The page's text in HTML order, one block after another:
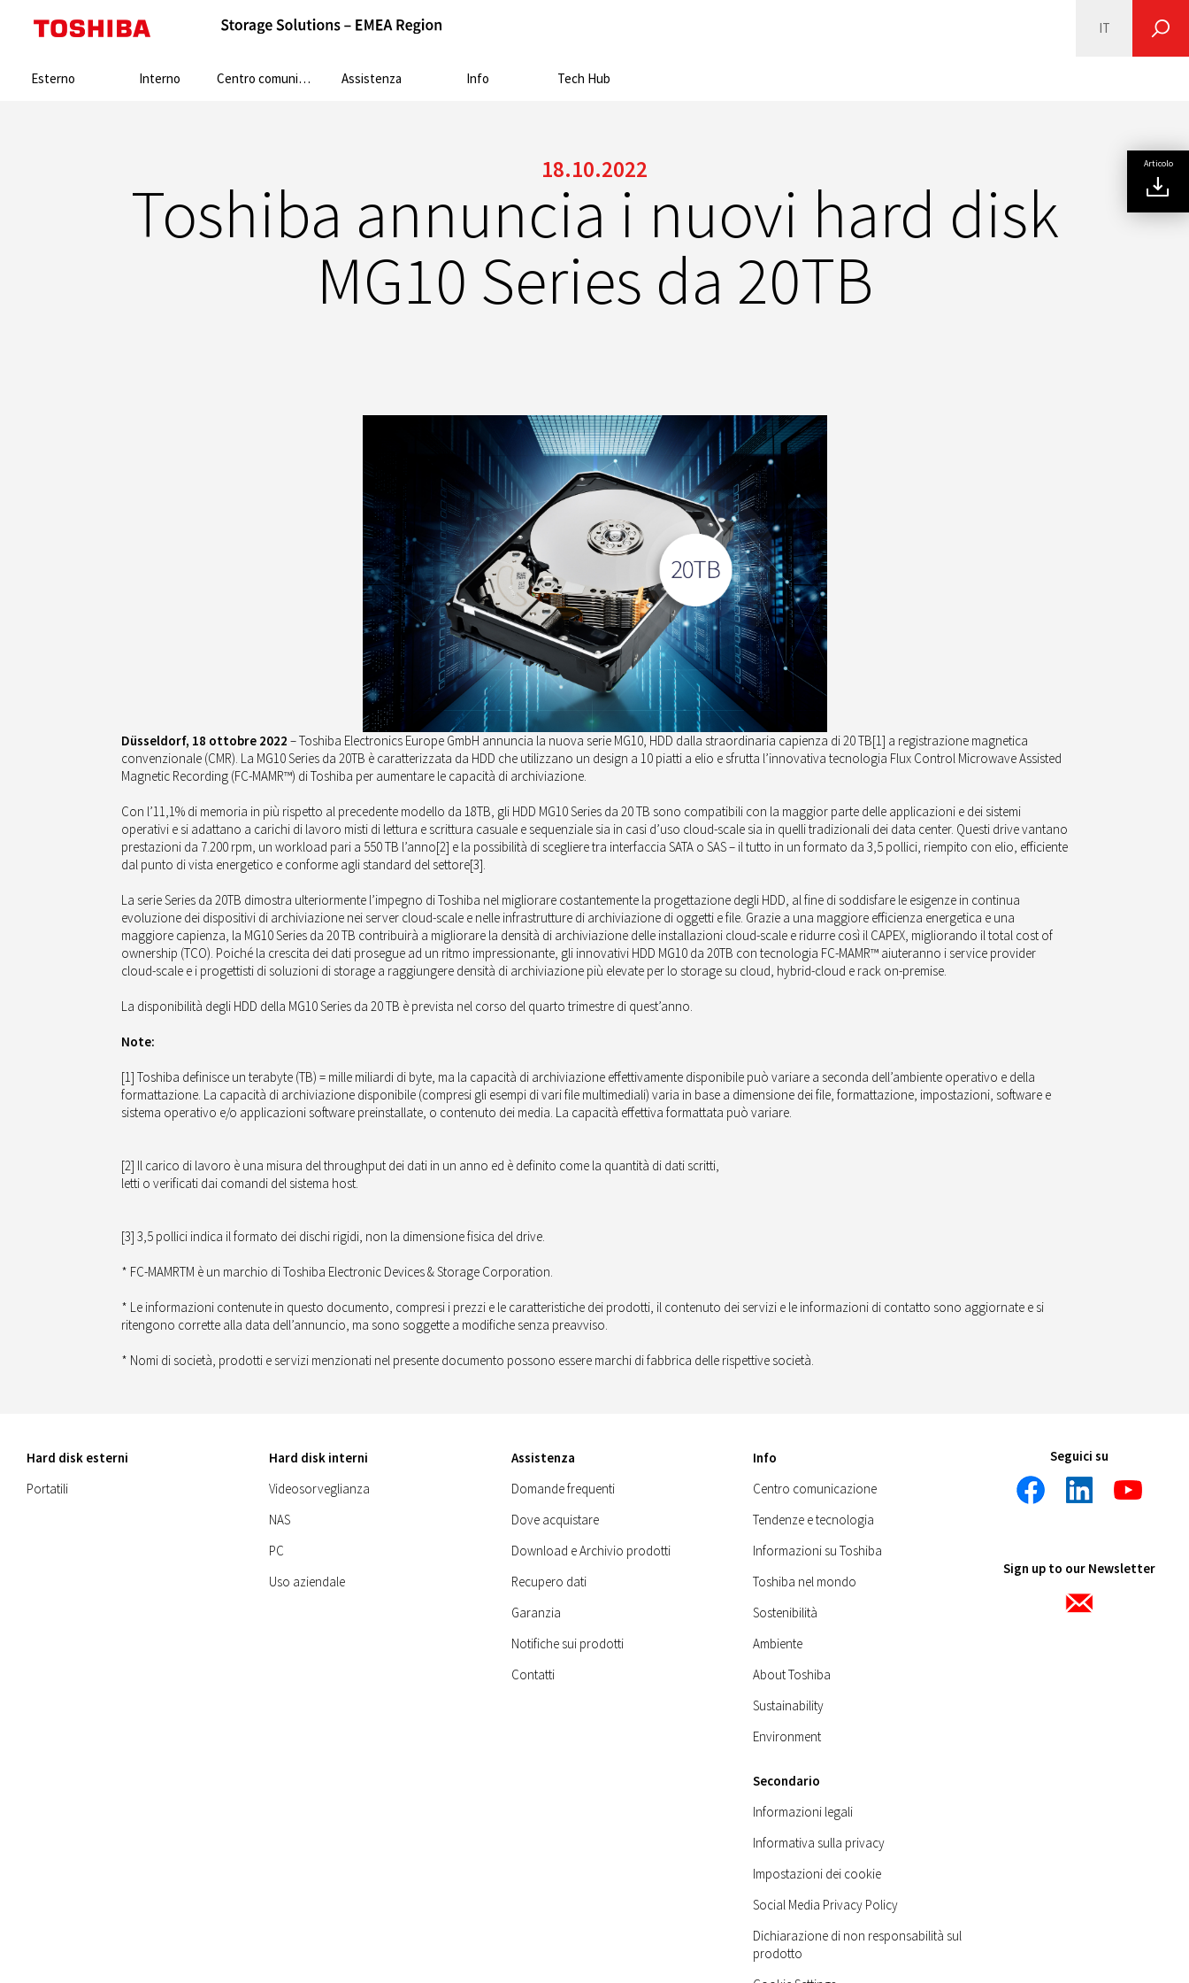
Esterno Interno Centro comunicazione Assistenza Info Tech Hub
IT
Search:
18.10.2022
Toshiba annuncia i nuovi hard disk
MG10 Series da 20TB
Articolo
Düsseldorf, 18 ottobre 2022 – Toshiba Electronics Europe GmbH annuncia la nuova serie MG10, HDD dalla straordinaria capienza di 20 TB[1] a registrazione magnetica
convenzionale (CMR). La MG10 Series da 20TB è caratterizzata da HDD che utilizzano un design a 10 piatti a elio e sfrutta l’innovativa tecnologia Flux Control Microwave Assisted
Magnetic Recording (FC-MAMR™) di Toshiba per aumentare le capacità di archiviazione.
Con l’11,1% di memoria in più rispetto al precedente modello da 18TB, gli HDD MG10 Series da 20 TB sono compatibili con la maggior parte delle applicazioni e dei sistemi
operativi e si adattano a carichi di lavoro misti di lettura e scrittura casuale e sequenziale sia in casi d’uso cloud-scale sia in quelli tradizionali dei data center. Questi drive vantano
prestazioni da 7.200 rpm, un workload pari a 550 TB l’anno[2] e la possibilità di scegliere tra interfaccia SATA o SAS – il tutto in un formato da 3,5 pollici, riempito con elio, efficiente
dal punto di vista energetico e conforme agli standard del settore[3].
La serie Series da 20TB dimostra ulteriormente l’impegno di Toshiba nel migliorare costantemente la progettazione degli HDD, al fine di soddisfare le esigenze in continua
evoluzione dei dispositivi di archiviazione nei server cloud-scale e nelle infrastrutture di archiviazione di oggetti e file. Grazie a una maggiore efficienza energetica e una
maggiore capienza, la MG10 Series da 20 TB contribuirà a migliorare la densità di archiviazione delle installazioni cloud-scale e ridurre così il CAPEX, migliorando il total cost of
ownership (TCO). Poiché la crescita dei dati prosegue ad un ritmo impressionante, gli innovativi HDD MG10 da 20TB con tecnologia FC-MAMR™ aiuteranno i service provider
cloud-scale e i progettisti di soluzioni di storage a raggiungere densità di archiviazione più elevate per lo storage su cloud, hybrid-cloud e rack on-premise.
La disponibilità degli HDD della MG10 Series da 20 TB è prevista nel corso del quarto trimestre di quest’anno.
Note:
[1] Toshiba definisce un terabyte (TB) = mille miliardi di byte, ma la capacità di archiviazione effettivamente disponibile può variare a seconda dell’ambiente operativo e della
formattazione. La capacità di archiviazione disponibile (compresi gli esempi di vari file multimediali) varia in base a dimensione dei file, formattazione, impostazioni, software e
sistema operativo e/o applicazioni software preinstallate, o contenuto dei media. La capacità effettiva formattata può variare.
[2] Il carico di lavoro è una misura del throughput dei dati in un anno ed è definito come la quantità di dati scritti,
letti o verificati dai comandi del sistema host.
[3] 3,5 pollici indica il formato dei dischi rigidi, non la dimensione fisica del drive.
* FC-MAMRTM è un marchio di Toshiba Electronic Devices & Storage Corporation.
* Le informazioni contenute in questo documento, compresi i prezzi e le caratteristiche dei prodotti, il contenuto dei servizi e le informazioni di contatto sono aggiornate e si
ritengono corrette alla data dell’annuncio, ma sono soggette a modifiche senza preavviso.
* Nomi di società, prodotti e servizi menzionati nel presente documento possono essere marchi di fabbrica delle rispettive società.
Hard disk esterni
Portatili
Hard disk interni
Videosorveglianza
NAS
PC
Uso aziendale
Assistenza
Domande frequenti
Dove acquistare
Download e Archivio prodotti
Recupero dati
Garanzia
Notifiche sui prodotti
Contatti
Info
Centro comunicazione
Tendenze e tecnologia
Informazioni su Toshiba
Toshiba nel mondo
Sostenibilità
Ambiente
About Toshiba
Sustainability
Environment
Secondario
Informazioni legali
Informativa sulla privacy
Impostazioni dei cookie
Social Media Privacy Policy
Dichiarazione di non responsabilità sul
prodotto
Seguici su
Sign up to our Newsletter